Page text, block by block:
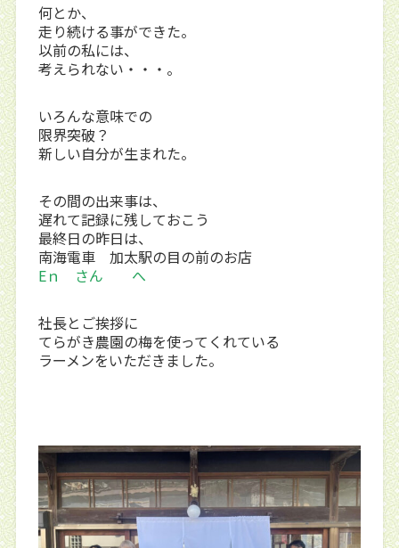
何とか、
走り続ける事ができた。
以前の私には、
考えられない・・・。
いろんな意味での
限界突破？
新しい自分が生まれた。
その間の出来事は、
遅れて記録に残しておこう
最終日の昨日は、
南海電車 加太駅の目の前のお店
Eｎ さん へ
社長とご挨拶に
てらがき農園の梅を使ってくれている
ラーメンをいただきました。